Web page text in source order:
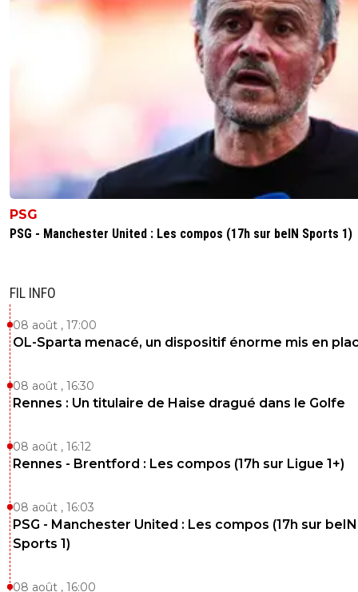
PSG
PSG - Manchester United : Les compos (17h sur beIN Sports 1)
FIL INFO
08 août , 17:00
OL-Sparta menacé, un dispositif énorme mis en
08 août , 16:30
Rennes : Un titulaire de Haise dragué dans le Golfe
08 août , 16:12
Rennes - Brentford : Les compos (17h sur Ligue 1+)
08 août , 16:03
PSG - Manchester United : Les compos (17h sur beIN
Sports 1)
08 août , 16:00